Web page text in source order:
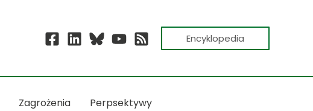
Encyklopedia
Zagrożenia Perpsektywy